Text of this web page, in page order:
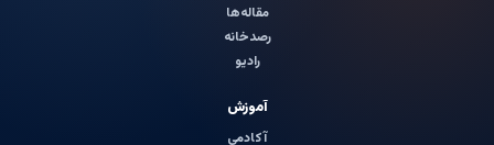
مقاله‌ها
رصدخانه
رادیو
آموزش
آکادمی